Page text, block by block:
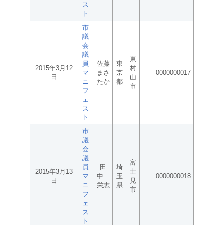
ス
ト
2015年3月12
日
市
議
会
議
員
マ
ニ
フ
ェ
ス
ト
佐藤
まさ
たか
東
京
都
東
村
山
市
0000000017
2015年3月13
日
市
議
会
議
員
マ
ニ
フ
ェ
ス
ト
田
中
栄志
埼
玉
県
富
士
見
市
0000000018